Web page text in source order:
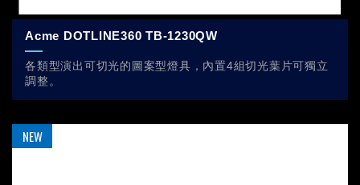
Acme DOTLINE360 TB-1230QW
各類型演出可切光的圖案型燈具，內置4組切光葉片可獨立
調整。